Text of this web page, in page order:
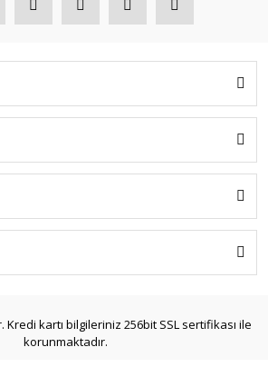
Kredi kartı bilgileriniz 256bit SSL sertifikası ile
korunmaktadır.